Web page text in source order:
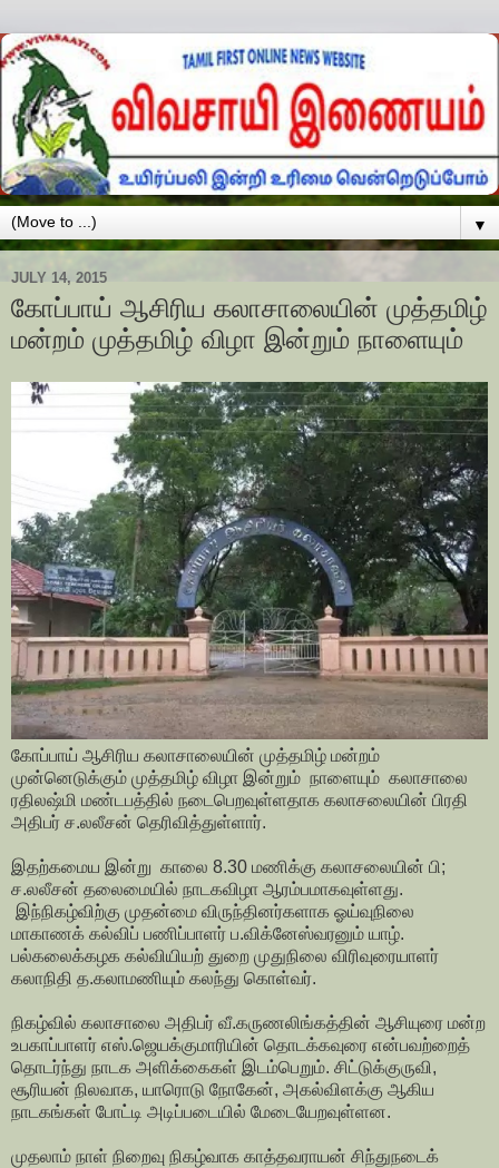
▼
JULY 14, 2015
கோப்பாய் ஆசிரிய கலாசாலையின் முத்தமிழ்
மன்றம் முத்தமிழ் விழா இன்றும் நாளையும்
கோப்பாய் ஆசிரிய கலாசாலையின் முத்தமிழ் மன்றம்
முன்னெடுக்கும் முத்தமிழ் விழா இன்றும் நாளையும் கலாசாலை
ரதிலஷ்மி மண்டபத்தில் நடைபெறவுள்ளதாக கலாசலையின் பிரதி
அதிபர் ச.லலீசன் தெரிவித்துள்ளார்.
இதற்கமைய இன்று காலை 8.30 மணிக்கு கலாசலையின் பி;
ச.லலீசன் தலைமையில் நாடகவிழா ஆரம்பமாகவுள்ளது.
இந்நிகழ்விற்கு முதன்மை விருந்தினர்களாக ஓய்வுநிலை
மாகாணக் கல்விப் பணிப்பாளர் ப.விக்னேஸ்வரனும் யாழ்.
பல்கலைக்கழக கல்வியியற் துறை முதுநிலை விரிவுரையாளர்
கலாநிதி த.கலாமணியும் கலந்து கொள்வர்.
நிகழ்வில் கலாசாலை அதிபர் வீ.கருணலிங்கத்தின் ஆசியுரை மன்ற
உபகாப்பாளர் எஸ்.ஜெயக்குமாரியின் தொடக்கவுரை என்பவற்றைத்
தொடர்ந்து நாடக அளிக்கைகள் இடம்பெறும். சிட்டுக்குருவி,
சூரியன் நிலவாக, யாரொடு நோகேன், அகல்விளக்கு ஆகிய
நாடகங்கள் போட்டி அடிப்படையில் மேடையேறவுள்ளன.
முதலாம் நாள் நிறைவு நிகழ்வாக காத்தவராயன் சிந்துநடைக்